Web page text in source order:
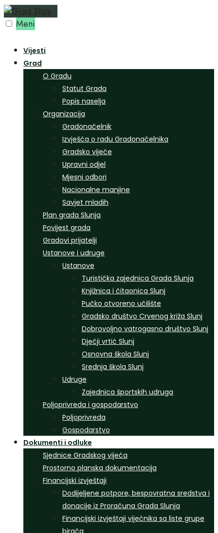
Preskoči
na Meni
Vijesti
Grad
O Gradu
Statut Grada
Popis naselja
Organizacija
Gradonačelnik
Izvješća o radu Gradonačelnika
Gradsko vijeće
Upravni odjel
Mjesni odbori
Nacionalne manjine
Savjet mladih
Plan grada Slunja
Povijest grada
Gradovi prijatelji
Ustanove i udruge
Ustanove
Turistička zajednica Grada Slunja
Knjižnica i čitaonica Slunj
Pučko otvoreno učilište
Gradsko društvo Crvenog križa Slunj
Dobrovoljno vatrogasno društvo Slunj
Dječji vrtić Slunj
Osnovna škola Slunj
Srednja škola Slunj
Udruge
Zajednica športskih udruga
Poljoprivreda i gospodarstvo
Poljoprivreda
Gospodarstvo
Dokumenti i odluke
Sjednice Gradskog vijeća
Prostorno planska dokumentacija
Financijski izvještaji
Dodijeljene potpore, bespovratna sredstva i
donacije iz Proračuna Grada Slunja
Financijski izvještaji vijećnika sa liste grupe
birača